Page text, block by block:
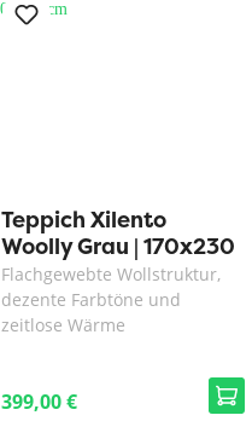
Teppich Xilento
Woolly Grau | 170x230
cm
Flachgewebte Wollstruktur,
dezente Farbtöne und
zeitlose Wärme
399,00 €